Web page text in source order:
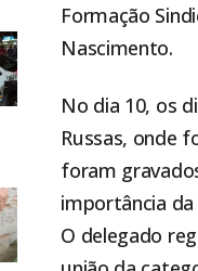
Formação
Nascimento.
No dia 10, os
Russas, onde
foram
importância da
O delegado